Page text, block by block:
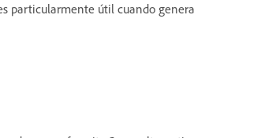
particularmente útil cuando genera